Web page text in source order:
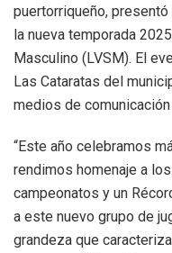
puertorriqueño,
la nueva temporada
Masculino (LVSM). El
Las Cataratas del
medios de
“Este año celebramos
rendimos homenaje a
campeonatos y un
a este nuevo grupo de
grandeza que